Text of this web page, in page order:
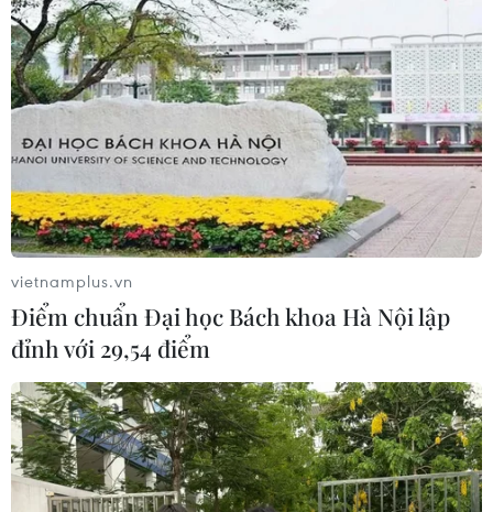
vietnamplus.vn
Điểm chuẩn Đại học Bách khoa Hà Nội lập
đỉnh với 29,54 điểm